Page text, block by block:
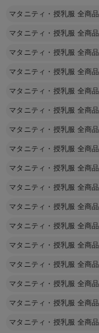
マタニティ・授乳服 全商品
マタニティ・授乳服 全商品
マタニティ・授乳服 全商品
マタニティ・授乳服 全商品
マタニティ・授乳服 全商品
マタニティ・授乳服 全商品
マタニティ・授乳服 全商品
マタニティ・授乳服 全商品
マタニティ・授乳服 全商品
マタニティ・授乳服 全商品
マタニティ・授乳服 全商品
マタニティ・授乳服 全商品
マタニティ・授乳服 全商品
マタニティ・授乳服 全商品
マタニティ・授乳服 全商品
マタニティ・授乳服 全商品
マタニティ・授乳服 全商品